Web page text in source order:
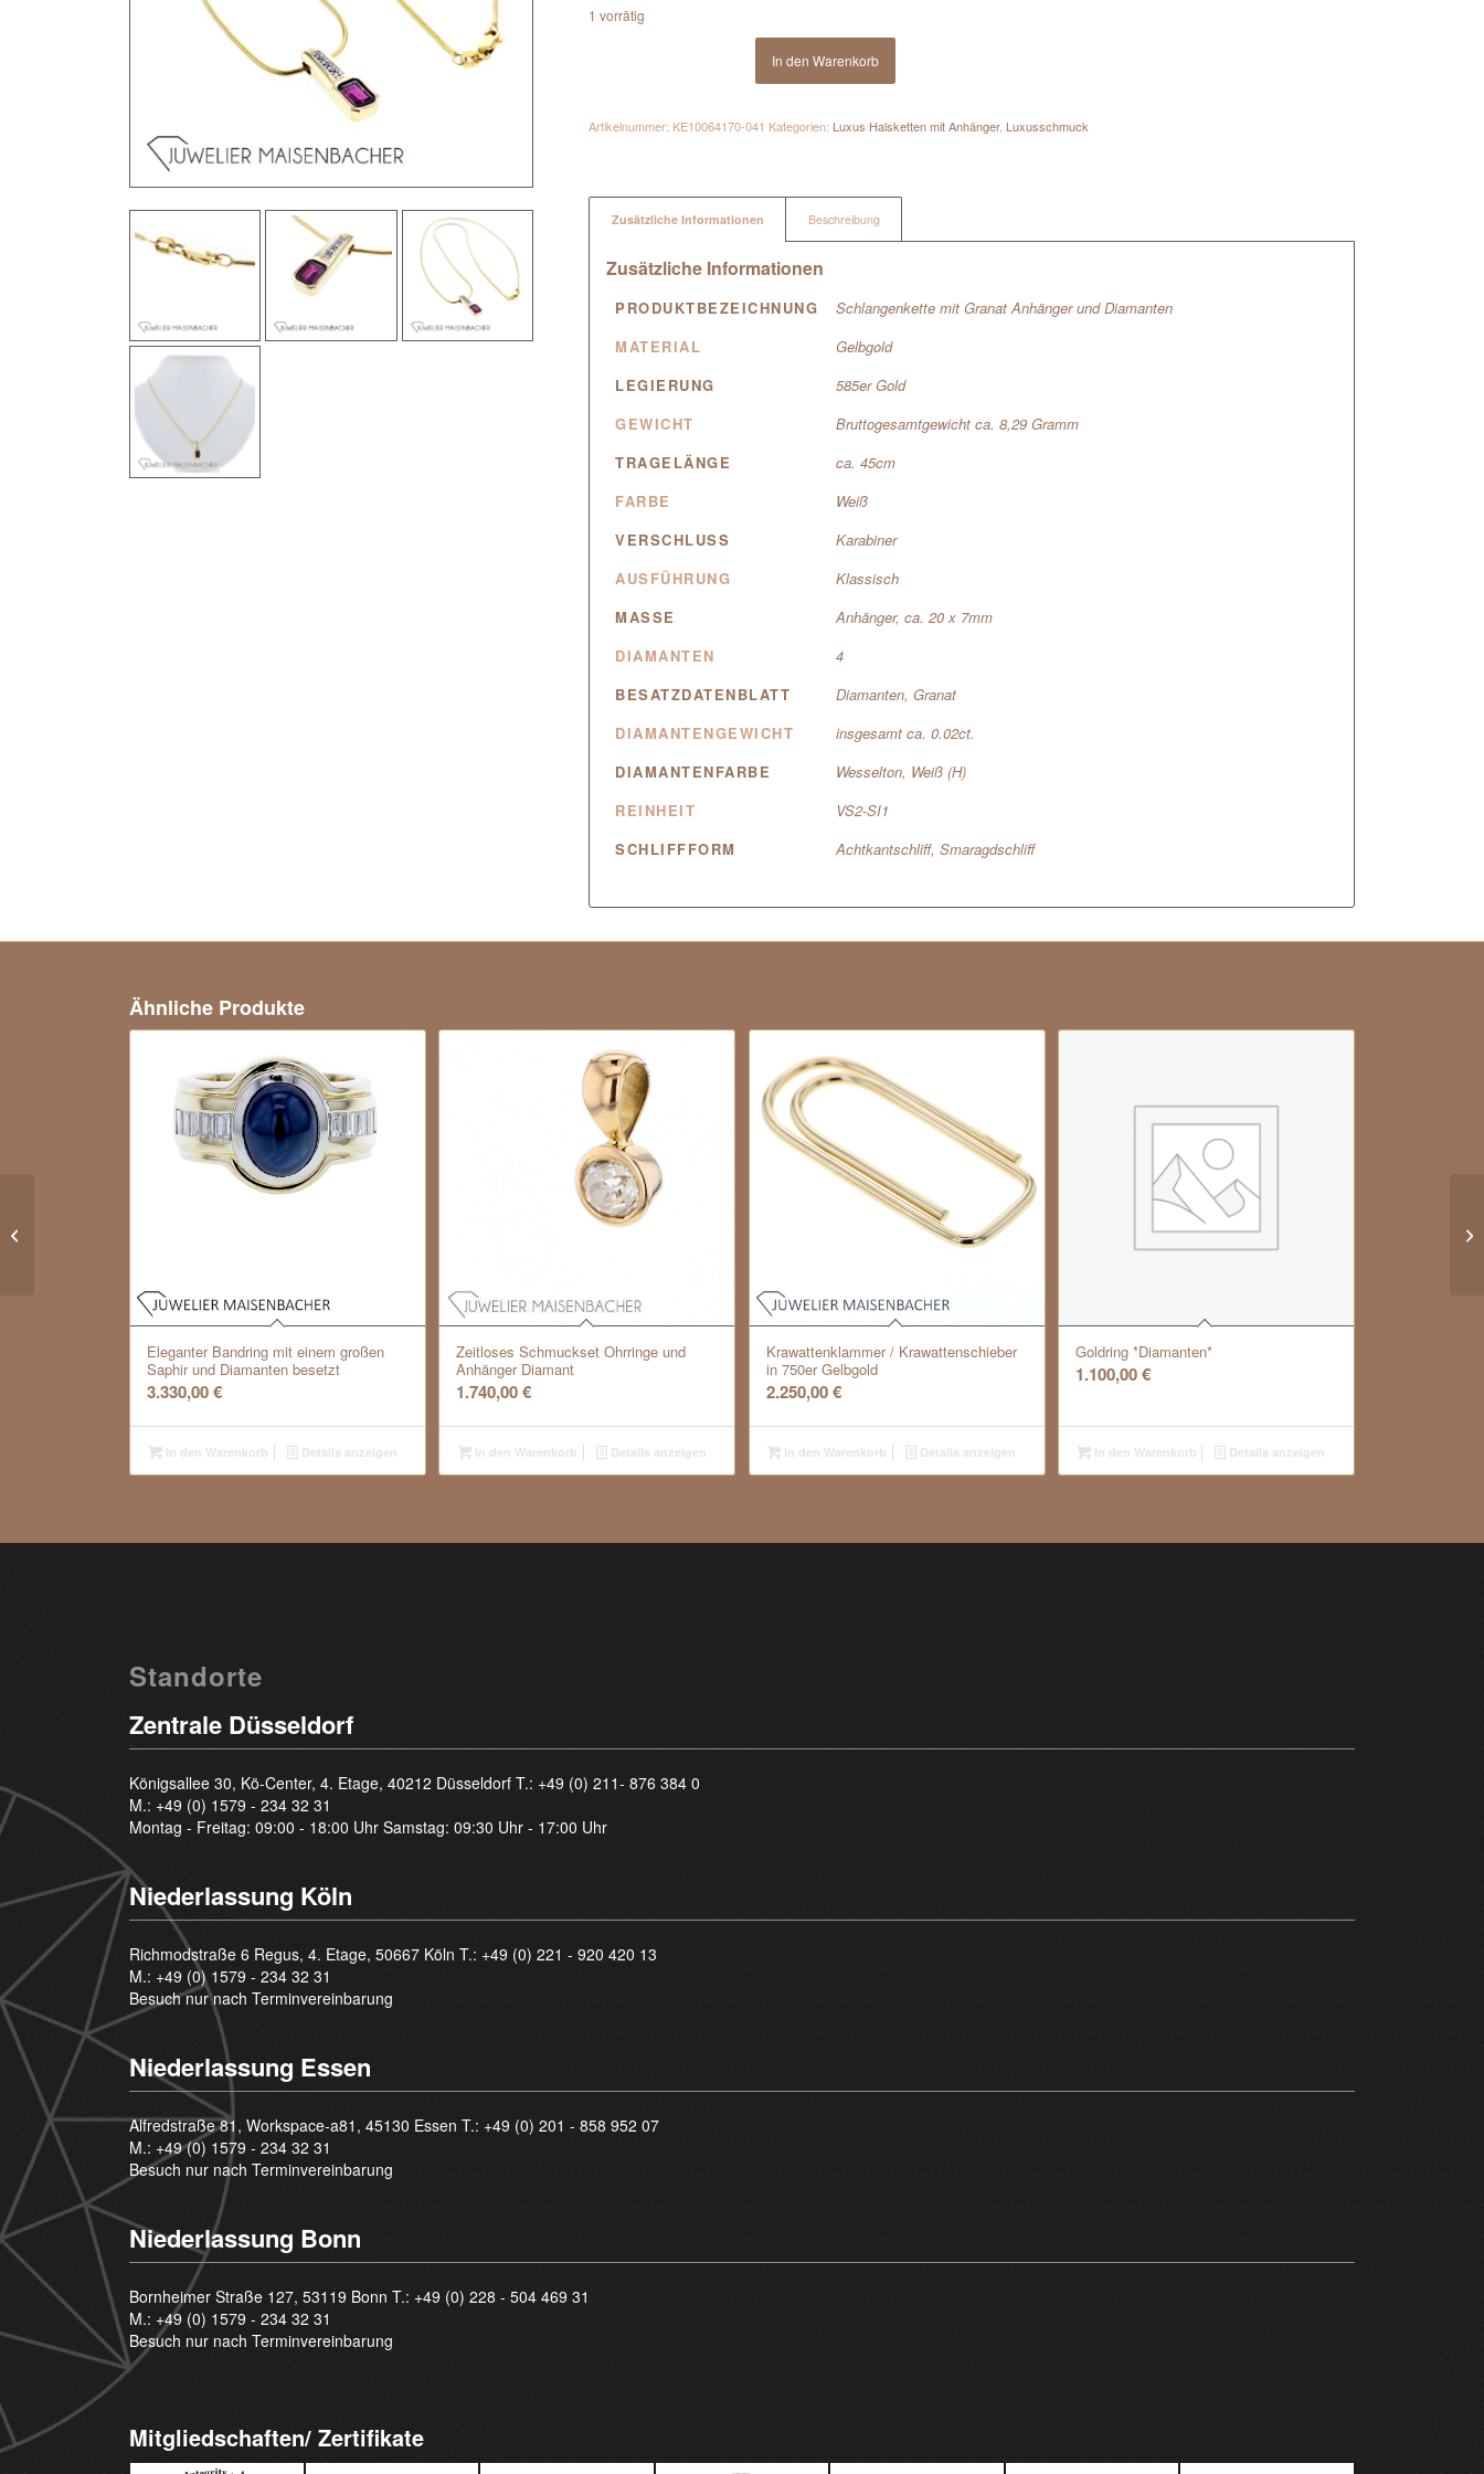
1 vorrätig
In den Warenkorb
Artikelnummer: KE10064170-041 Kategorien: Luxus Halsketten mit Anhänger, Luxusschmuck
Zusätzliche Informationen Beschreibung
Zusätzliche Informationen
PRODUKTBEZEICHNUNG
Schlangenkette mit Granat Anhänger und Diamanten
MATERIAL
Gelbgold
LEGIERUNG
585er Gold
GEWICHT
Bruttogesamtgewicht ca. 8,29 Gramm
TRAGELÄNGE
ca. 45cm
FARBE
Weiß
VERSCHLUSS
Karabiner
AUSFÜHRUNG
Klassisch
MASSE
Anhänger, ca. 20 x 7mm
DIAMANTEN
4
BESATZDATENBLATT
Diamanten, Granat
DIAMANTENGEWICHT
insgesamt ca. 0.02ct.
DIAMANTENFARBE
Wesselton, Weiß (H)
REINHEIT
VS2-SI1
SCHLIFFFORM
Achtkantschliff, Smaragdschliff
Ähnliche Produkte
Eleganter Bandring mit einem großen
Saphir und Diamanten besetzt
3.330,00€
In den Warenkorb Details anzeigen
Zeitloses Schmuckset Ohrringe und
Anhänger Diamant
1.740,00€
In den Warenkorb Details anzeigen
Krawattenklammer / Krawattenschieber
in 750er Gelbgold
2.250,00€
In den Warenkorb Details anzeigen
Goldring *Diamanten*
1.100,00€
In den Warenkorb Details anzeigen
Standorte
Zentrale Düsseldorf
Königsallee 30, Kö-Center, 4. Etage, 40212 Düsseldorf T.: +49 (0) 211- 876 384 0
M.: +49 (0) 1579 - 234 32 31
Montag - Freitag: 09:00 - 18:00 Uhr Samstag: 09:30 Uhr - 17:00 Uhr
Niederlassung Köln
Richmodstraße 6 Regus, 4. Etage, 50667 Köln T.: +49 (0) 221 - 920 420 13
M.: +49 (0) 1579 - 234 32 31
Besuch nur nach Terminvereinbarung
Niederlassung Essen
Alfredstraße 81, Workspace-a81, 45130 Essen T.: +49 (0) 201 - 858 952 07
M.: +49 (0) 1579 - 234 32 31
Besuch nur nach Terminvereinbarung
Niederlassung Bonn
Bornheimer Straße 127, 53119 Bonn T.: +49 (0) 228 - 504 469 31
M.: +49 (0) 1579 - 234 32 31
Besuch nur nach Terminvereinbarung
Mitgliedschaften/ Zertifikate